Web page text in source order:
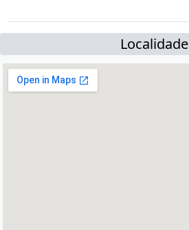
Localidade